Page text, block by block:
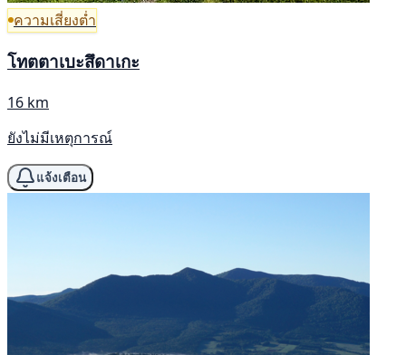
ความเสี่ยงต่ำ
โทตตาเบะสึดาเกะ
16 km
ยังไม่มีเหตุการณ์
แจ้งเตือน